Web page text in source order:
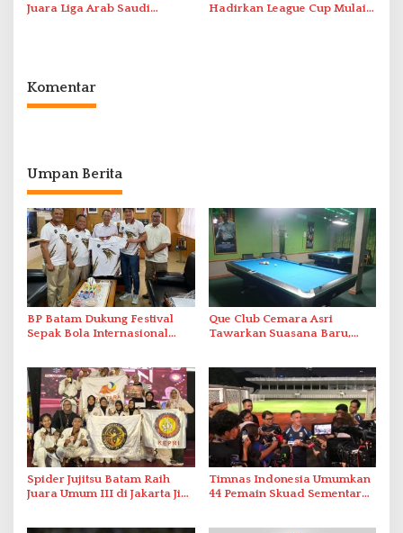
Juara Liga Arab Saudi
Hadirkan League Cup Mulai
Komentar
Umpan Berita
BP Batam Dukung Festival
Sepak Bola Internasional
Que Club Cemara Asri
Tawarkan Suasana Baru,
Spider Jujitsu Batam Raih
Juara Umum III di Jakarta Jiu
Timnas Indonesia Umumkan
44 Pemain Skuad Sementara